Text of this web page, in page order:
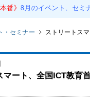
本番》8月のイベント、セミ
・セミナー
ストリートス
マート、全国ICT教育